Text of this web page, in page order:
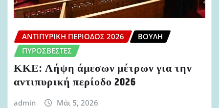
ΑΝΤΙΠΥΡΙΚΉ ΠΕΡΊΟΔΟΣ 2026
ΒΟΥΛΉ
ΠΥΡΟΣΒΈΣΤΕΣ
ΚΚΕ: Λήψη άμεσων μέτρων για την
αντιπυρική περίοδο 2026
admin Μάι 5, 2026